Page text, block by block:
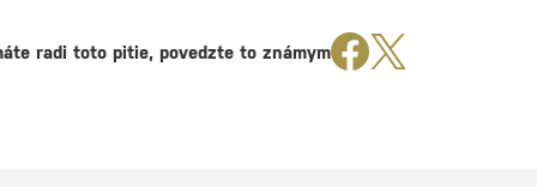
radi toto pitie, povedzte to známym